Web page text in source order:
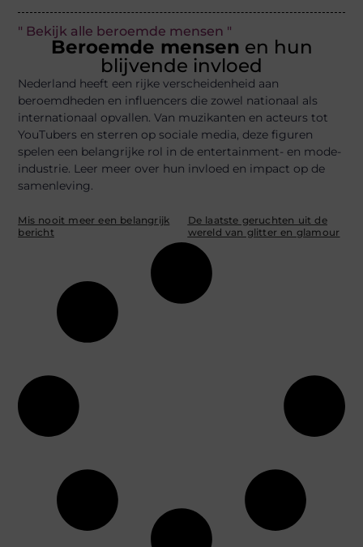
" Bekijk alle beroemde mensen "
Beroemde mensen en hun
blijvende invloed
Nederland heeft een rijke verscheidenheid aan
beroemdheden en influencers die zowel nationaal als
internationaal opvallen. Van muzikanten en acteurs tot
YouTubers en sterren op sociale media, deze figuren
spelen een belangrijke rol in de entertainment- en mode-
industrie. Leer meer over hun invloed en impact op de
samenleving.
Mis nooit meer een belangrijk
bericht
De laatste geruchten uit de
wereld van glitter en glamour